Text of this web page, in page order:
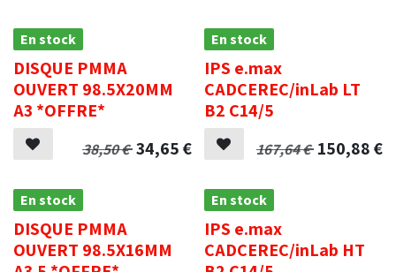
En stock
DISQUE PMMA
OUVERT 98.5X20MM
A3 *OFFRE*
38,50€ 34,65€
En stock
IPS e.max
CADCEREC/inLab LT
B2 C14/5
167,64€ 150,88€
En stock
DISQUE PMMA
OUVERT 98.5X16MM
En stock
IPS e.max
CADCEREC/inLab HT